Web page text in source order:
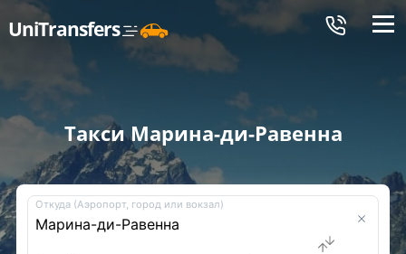
UniTransfers Меню
Такси Марина-ди-Равенна
Откуда (Аэропорт, город или вокзал)